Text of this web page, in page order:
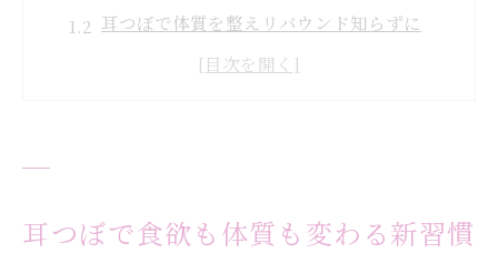
耳つぼで体質を整えリバウンド知らずに
耳つぼ習慣がもたらす健康美の秘訣
耳つぼ体質改善で変わる日常の過ごし方
耳つぼで食欲も体質も変わる新習慣